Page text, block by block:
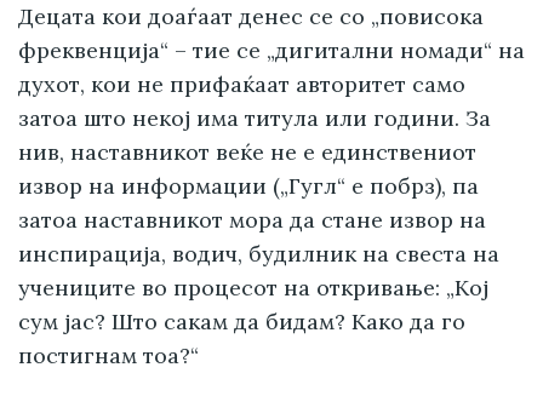
Децата кои доаѓаат денес се со „повисока
фреквенција“ – тие се „дигитални номади“ на
духот, кои не прифаќаат авторитет само
затоа што некој има титула или години. За
нив, наставникот веќе не е единствениот
извор на информации („Гугл“ е побрз), па
затоа наставникот мора да стане извор на
инспирација, водич, будилник на свеста на
учениците во процесот на откривање: „Кој
сум јас? Што сакам да бидам? Како да го
постигнам тоа?“